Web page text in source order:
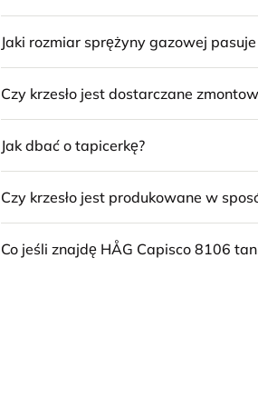
Jaki rozmiar sprężyny gazowej
Czy krzesło jest dostarczane
Jak dbać o tapicerkę?
Czy krzesło jest produkowane w
Co jeśli znajdę HÅG Capisco 8106